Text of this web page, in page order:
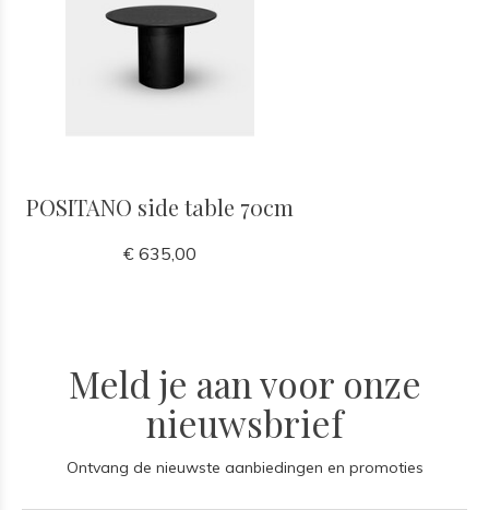
POSITANO side table 70cm
€ 635,00
Meld je aan voor onze
nieuwsbrief
Ontvang de nieuwste aanbiedingen en promoties